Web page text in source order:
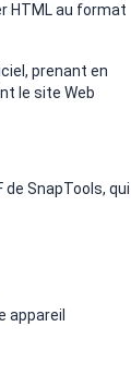
HTML au format
prenant en
le site Web
de SnapTools, qui
appareil